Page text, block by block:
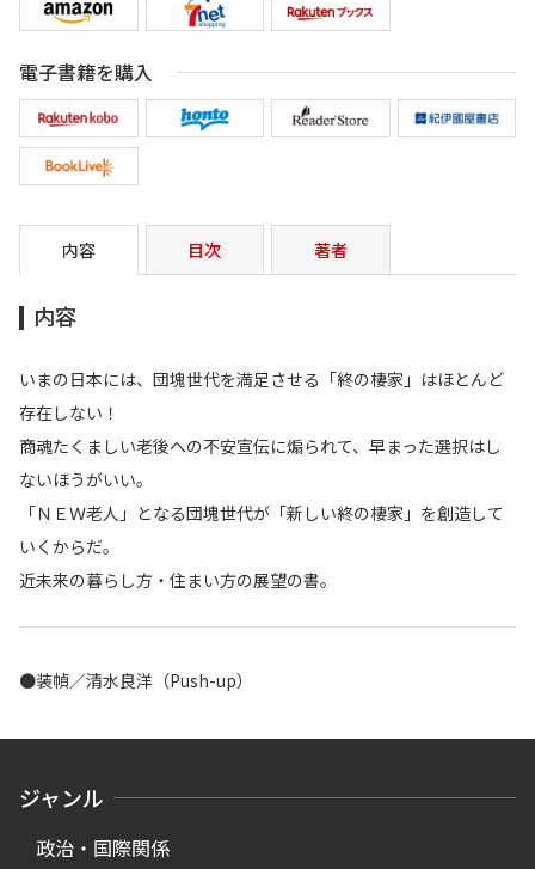
電子書籍を購入
内容 目次 著者
内容
いまの日本には、団塊世代を満足させる「終の棲家」はほとんど
存在しない！
商魂たくましい老後への不安宣伝に煽られて、早まった選択はし
ないほうがいい。
「ＮＥＷ老人」となる団塊世代が「新しい終の棲家」を創造して
いくからだ。
近未来の暮らし方・住まい方の展望の書。
●装幀／清水良洋（Push-up）
ジャンル
政治・国際関係